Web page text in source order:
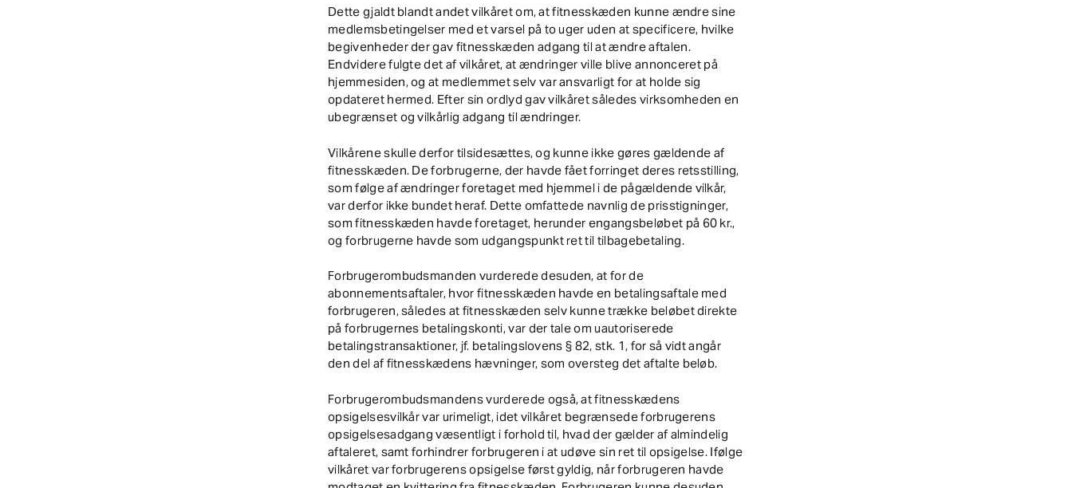
Dette gjaldt blandt andet vilkåret om, at fitnesskæden kunne ændre sine
medlemsbetingelser med et varsel på to uger uden at specificere, hvilke
begivenheder der gav fitnesskæden adgang til at ændre aftalen.
Endvidere fulgte det af vilkåret, at ændringer ville blive annonceret på
hjemmesiden, og at medlemmet selv var ansvarligt for at holde sig
opdateret hermed. Efter sin ordlyd gav vilkåret således virksomheden en
ubegrænset og vilkårlig adgang til ændringer.
Vilkårene skulle derfor tilsidesættes, og kunne ikke gøres gældende af
fitnesskæden. De forbrugerne, der havde fået forringet deres retsstilling,
som følge af ændringer foretaget med hjemmel i de pågældende vilkår,
var derfor ikke bundet heraf. Dette omfattede navnlig de prisstigninger,
som fitnesskæden havde foretaget, herunder engangsbeløbet på 60 kr.,
og forbrugerne havde som udgangspunkt ret til tilbagebetaling.
Forbrugerombudsmanden vurderede desuden, at for de
abonnementsaftaler, hvor fitnesskæden havde en betalingsaftale med
forbrugeren, således at fitnesskæden selv kunne trække beløbet direkte
på forbrugernes betalingskonti, var der tale om uautoriserede
betalingstransaktioner, jf. betalingslovens § 82, stk. 1, for så vidt angår
den del af fitnesskædens hævninger, som oversteg det aftalte beløb.
Forbrugerombudsmandens vurderede også, at fitnesskædens
opsigelsesvilkår var urimeligt, idet vilkåret begrænsede forbrugerens
opsigelsesadgang væsentligt i forhold til, hvad der gælder af almindelig
aftaleret, samt forhindrer forbrugeren i at udøve sin ret til opsigelse. Ifølge
vilkåret var forbrugerens opsigelse først gyldig, når forbrugeren havde